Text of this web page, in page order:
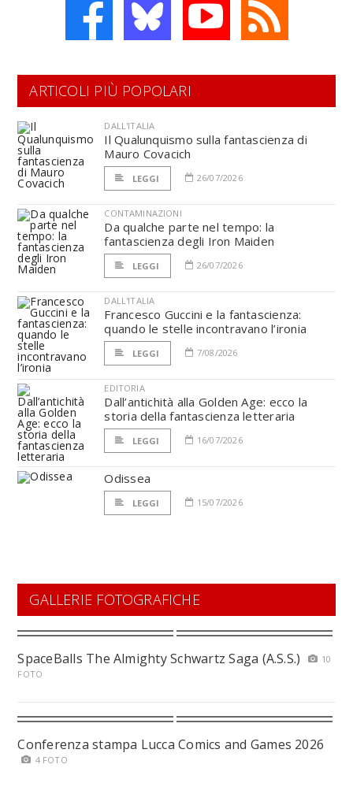
ARTICOLI PIÙ POPOLARI
DALL'ITALIA
Il Qualunquismo sulla fantascienza di
Mauro Covacich
LEGGI 26/07/2026
CONTAMINAZIONI
Da qualche parte nel tempo: la
fantascienza degli Iron Maiden
LEGGI 26/07/2026
DALL'ITALIA
Francesco Guccini e la fantascienza:
quando le stelle incontravano l’ironia
LEGGI 7/08/2026
EDITORIA
Dall’antichità alla Golden Age: ecco la
storia della fantascienza letteraria
LEGGI 16/07/2026
Odissea
LEGGI 15/07/2026
GALLERIE FOTOGRAFICHE
SpaceBalls The Almighty Schwartz Saga (A.S.S.)
10
FOTO
Conferenza stampa Lucca Comics and Games 2026
4 FOTO